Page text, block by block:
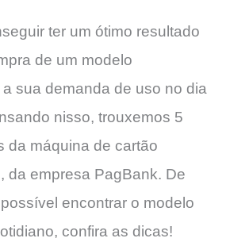
ter um ótimo resultado
de um modelo
sua demanda de uso no dia
nisso, trouxemos 5
da máquina de cartão
da empresa PagBank. De
encontrar o modelo
confira as dicas!